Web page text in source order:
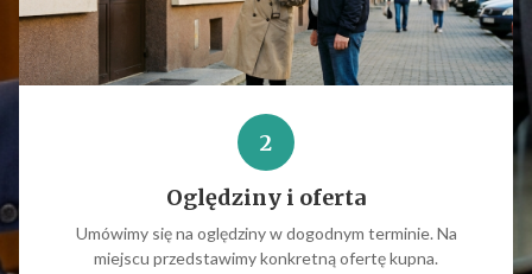
2
Oględziny i oferta
Umówimy się na oględziny w dogodnym terminie. Na
miejscu przedstawimy konkretną ofertę kupna.